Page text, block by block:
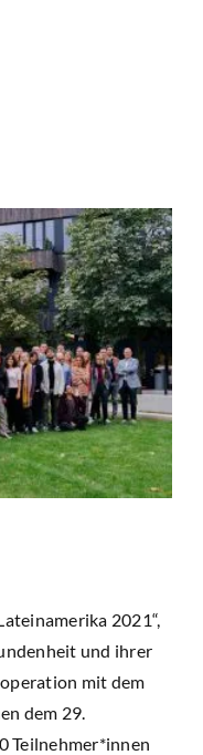
2021“,
und ihrer
mit dem
dem 29.
Teilnehmer*innen